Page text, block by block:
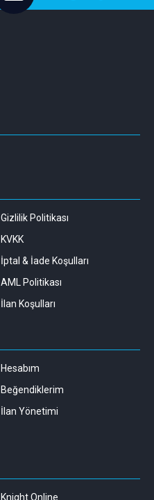
Gizlilik Politikası
KVKK
İptal & İade Koşulları
AML Politikası
İlan Koşulları
Hesabım
Beğendiklerim
İlan Yönetimi
Knight Online